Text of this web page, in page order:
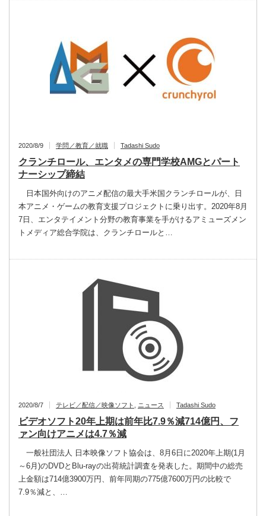
2020/8/9 学問／教育／就職 Tadashi Sudo
クランチロール、エンタメの専門学校AMGとパート
ナーシップ締結
日本国外向けのアニメ配信の最大手米国クランチロールが、日
本アニメ・ゲームの教育支援プロジェクトに乗り出す。2020年8月
7日、エンタテイメント分野の教育事業を手がけるアミューズメン
トメディア総合学院は、クランチロールと…
2020/8/7 テレビ／配信／映像ソフト ニュース Tadashi Sudo
ビデオソフト20年上期は前年比7.9％減714億円、フ
ァン向けアニメは4.7％減
一般社団法人 日本映像ソフト協会は、8月6日に2020年上期(1月
～6月)のDVDとBlu‐rayの出荷統計調査を発表した。期間中の総売
上金額は714億3900万円、前年同期の775億7600万円の比較で
7.9％減と、…